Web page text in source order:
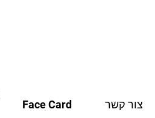
צור קשר Face Card